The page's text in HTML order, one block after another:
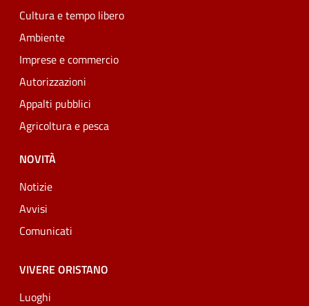
Cultura e tempo libero
Ambiente
Imprese e commercio
Autorizzazioni
Appalti pubblici
Agricoltura e pesca
NOVITÀ
Notizie
Avvisi
Comunicati
VIVERE ORISTANO
Luoghi